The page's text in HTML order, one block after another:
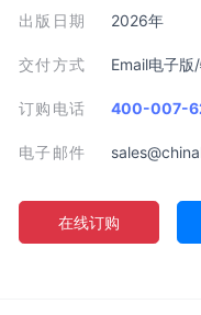
出版日期 2026年
交付方式 Email电子版
订购电话 400-007-
电子邮件
在线订购